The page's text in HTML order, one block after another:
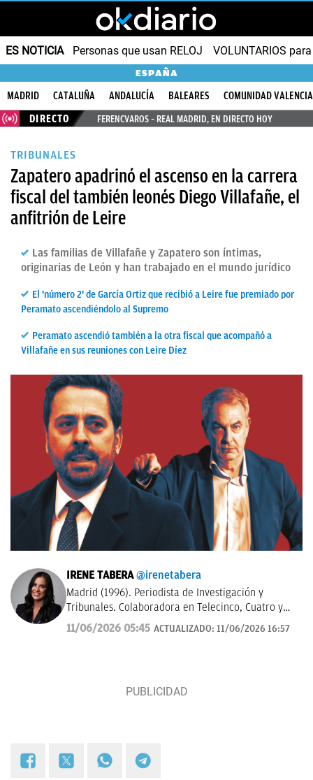
ES NOTICIA Personas que usan RELOJ VOLUNTARIOS
ESPAÑA
MADRID CATALUÑA ANDALUCÍA BALEARES
COMUNIDAD
DIRECTO
FERENCVAROS – REAL MADRID, EN DIRECTO HOY
TRIBUNALES
Zapatero apadrinó el ascenso en la carrera
fiscal del también leonés Diego Villafañe, el
anfitrión de Leire
Las familias de Villafañe y Zapatero son íntimas,
originarias de León y han trabajado en el mundo jurídico
El 'número 2' de García Ortiz que recibió a Leire fue premiado por
Peramato ascendiéndolo al Supremo
Peramato ascendió también a la otra fiscal que acompañó a
Villafañe en sus reuniones con Leire Díez
IRENE TABERA @irenetabera
Madrid (1996). Periodista de Investigación y
Tribunales. Colaboradora en Telecinco, Cuatro y
Telemadrid. Graduada en Periodismo por la
Universidad Complutense de Madrid y máster en
11/06/2026 05:45 ACTUALIZADO: 11/06/2026 16:57